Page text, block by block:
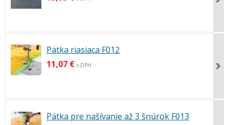
Pätka riasiaca F012
11,07 € s DPH
Pätka pre našívanie až 3 šnúrok F013